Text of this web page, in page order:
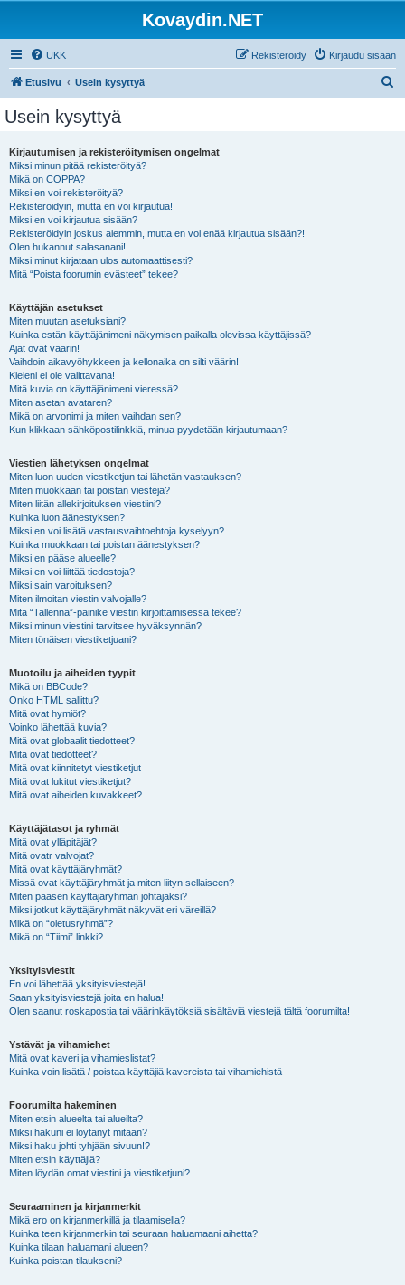
Kovaydin.NET
UKK Kirjaudu sisään
Rekisteröidy
Etusivu Usein kysyttyä
Usein kysyttyä
Kirjautumisen ja rekisteröitymisen ongelmat
Miksi minun pitää rekisteröityä?
Mikä on COPPA?
Miksi en voi rekisteröityä?
Rekisteröidyin, mutta en voi kirjautua!
Miksi en voi kirjautua sisään?
Rekisteröidyin joskus aiemmin, mutta en voi enää kirjautua sisään?!
Olen hukannut salasanani!
Miksi minut kirjataan ulos automaattisesti?
Mitä “Poista foorumin evästeet” tekee?
Käyttäjän asetukset
Miten muutan asetuksiani?
Kuinka estän käyttäjänimeni näkymisen paikalla olevissa käyttäjissä?
Ajat ovat väärin!
Vaihdoin aikavyöhykkeen ja kellonaika on silti väärin!
Kieleni ei ole valittavana!
Mitä kuvia on käyttäjänimeni vieressä?
Miten asetan avataren?
Mikä on arvonimi ja miten vaihdan sen?
Kun klikkaan sähköpostilinkkiä, minua pyydetään kirjautumaan?
Viestien lähetyksen ongelmat
Miten luon uuden viestiketjun tai lähetän vastauksen?
Miten muokkaan tai poistan viestejä?
Miten liitän allekirjoituksen viestiini?
Kuinka luon äänestyksen?
Miksi en voi lisätä vastausvaihtoehtoja kyselyyn?
Kuinka muokkaan tai poistan äänestyksen?
Miksi en pääse alueelle?
Miksi en voi liittää tiedostoja?
Miksi sain varoituksen?
Miten ilmoitan viestin valvojalle?
Mitä “Tallenna”-painike viestin kirjoittamisessa tekee?
Miksi minun viestini tarvitsee hyväksynnän?
Miten tönäisen viestiketjuani?
Muotoilu ja aiheiden tyypit
Mikä on BBCode?
Onko HTML sallittu?
Mitä ovat hymiöt?
Voinko lähettää kuvia?
Mitä ovat globaalit tiedotteet?
Mitä ovat tiedotteet?
Mitä ovat kiinnitetyt viestiketjut
Mitä ovat lukitut viestiketjut?
Mitä ovat aiheiden kuvakkeet?
Käyttäjätasot ja ryhmät
Mitä ovat ylläpitäjät?
Mitä ovatr valvojat?
Mitä ovat käyttäjäryhmät?
Missä ovat käyttäjäryhmät ja miten liityn sellaiseen?
Miten pääsen käyttäjäryhmän johtajaksi?
Miksi jotkut käyttäjäryhmät näkyvät eri väreillä?
Mikä on “oletusryhmä”?
Mikä on “Tiimi” linkki?
Yksityisviestit
En voi lähettää yksityisviestejä!
Saan yksityisviestejä joita en halua!
Olen saanut roskapostia tai väärinkäytöksiä sisältäviä viestejä tältä foorumilta!
Ystävät ja vihamiehet
Mitä ovat kaveri ja vihamieslistat?
Kuinka voin lisätä / poistaa käyttäjiä kavereista tai vihamiehistä
Foorumilta hakeminen
Miten etsin alueelta tai alueilta?
Miksi hakuni ei löytänyt mitään?
Miksi haku johti tyhjään sivuun!?
Miten etsin käyttäjiä?
Miten löydän omat viestini ja viestiketjuni?
Seuraaminen ja kirjanmerkit
Mikä ero on kirjanmerkillä ja tilaamisella?
Kuinka teen kirjanmerkin tai seuraan haluamaani aihetta?
Kuinka tilaan haluamani alueen?
Kuinka poistan tilaukseni?